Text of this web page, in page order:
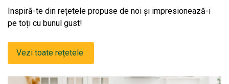
Inspiră-te din rețetele propuse de noi și impresionează-i
pe toți cu bunul gust!
Vezi toate rețetele